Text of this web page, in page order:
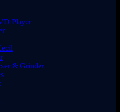
Player
& Grinder